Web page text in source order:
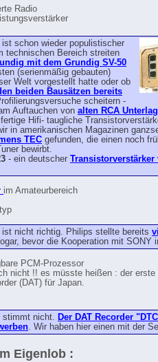
Radio
schon wieder populistischer
technischen Bereich streiten
mit dem Grundig SV-50
(serienmäßig gebauten)
Welt vorgestellt hatte oder ob
beiden Bausätzen bereits
scheitern -
Auftauchen von alten RCA
Hifi- taugliche
in amerikanischen Magazinen
TEC gefunden, die einen noch
bewirbt.
- ein deutscher Transistorverstärker
im Amateurbereich
nicht richtig. Philips stellte bereits
bevor die Kooperation mit SONY
PCM-Prozessor
nicht !! es müsste heißen : der erste
(DAT) für Japan.
stimmt nicht. Der DAT Recorder
. Wir haben hier einen mit der
Eigenlob :